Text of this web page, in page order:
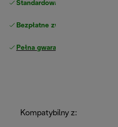
Standardowa bezpłatna dostawa
Bezpłatne zwroty
Pełna gwarancja producenta
Kompatybilny z: